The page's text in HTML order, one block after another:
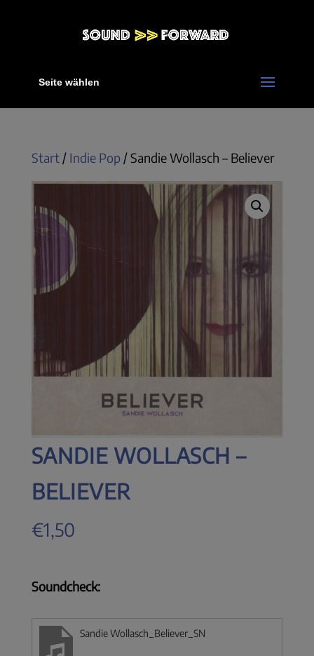
Seite wählen
Start/ Indie Pop/ Sandie Wollasch – Believer
SANDIE WOLLASCH –
BELIEVER
€1,50
Soundcheck:
Sandie Wollasch_Believer_SN